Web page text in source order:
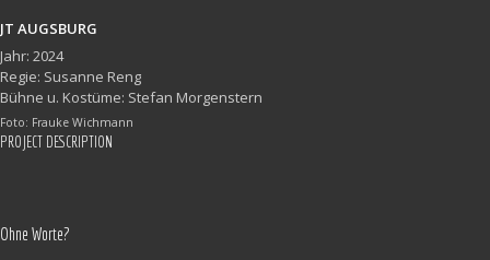
JT AUGSBURG
Jahr: 2024
Regie: Susanne Reng
Bühne u. Kostüme: Stefan Morgenstern
Foto: Frauke Wichmann
PROJECT DESCRIPTION
Ohne Worte?